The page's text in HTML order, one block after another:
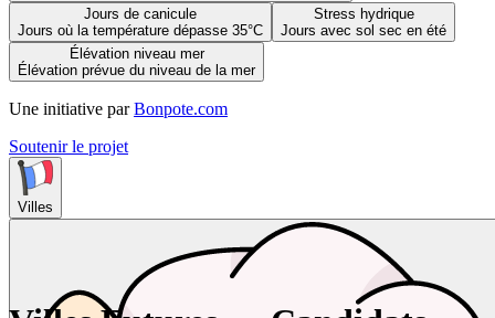
Jours de canicule
Jours où la température dépasse 35°C
Stress hydrique
Jours avec sol sec en été
Élévation niveau mer
Élévation prévue du niveau de la mer
Une initiative par Bonpote.com
Soutenir le projet
Villes